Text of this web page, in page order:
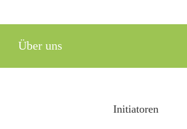
Über uns
Initiatoren